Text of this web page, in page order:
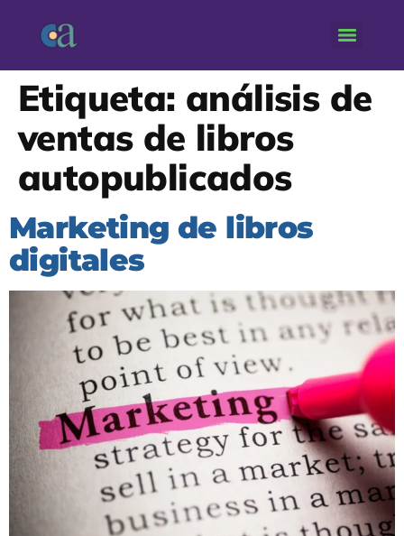
Etiqueta: análisis de
ventas de libros
autopublicados
Marketing de libros
digitales